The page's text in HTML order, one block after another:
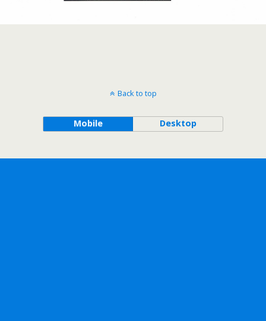
Back to top
Mobile Desktop